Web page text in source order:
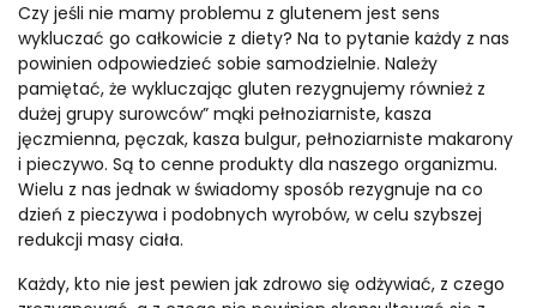
Czy jeśli nie mamy problemu z glutenem jest sens
wykluczać go całkowicie z diety? Na to pytanie każdy z nas
powinien odpowiedzieć sobie samodzielnie. Należy
pamiętać, że wykluczając gluten rezygnujemy również z
dużej grupy surowców” mąki pełnoziarniste, kasza
jęczmienna, pęczak, kasza bulgur, pełnoziarniste makarony
i pieczywo. Są to cenne produkty dla naszego organizmu.
Wielu z nas jednak w świadomy sposób rezygnuje na co
dzień z pieczywa i podobnych wyrobów, w celu szybszej
redukcji masy ciała.
Każdy, kto nie jest pewien jak zdrowo się odżywiać, z czego